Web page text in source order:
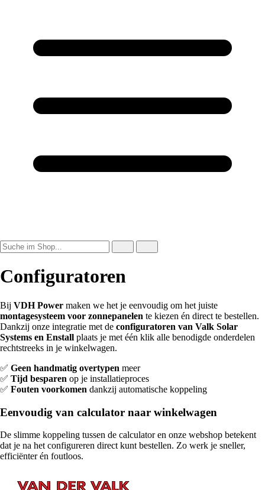
Configuratoren
Bij VDH Power maken we het je eenvoudig om het juiste
montagesysteem voor zonnepanelen te kiezen én direct te bestellen.
Dankzij onze integratie met de configuratoren van Valk Solar
Systems en Enstall plaats je met één klik alle benodigde onderdelen
rechtstreeks in je winkelwagen.
✅ Geen handmatig overtypen meer
✅ Tijd besparen op je installatieproces
✅ Fouten voorkomen dankzij automatische koppeling
Eenvoudig van calculator naar winkelwagen
De slimme koppeling tussen de calculator en onze webshop betekent
dat je na het configureren direct kunt bestellen. Zo werk je sneller,
efficiënter én foutloos.